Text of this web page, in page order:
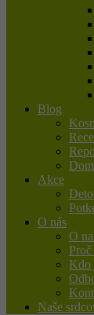
Blog
Akce
O nás
O
Kdo
Naše